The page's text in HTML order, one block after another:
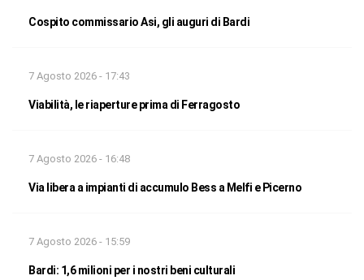
Cospito commissario Asi, gli auguri di Bardi
7 Agosto 2026 - 17:43
Viabilità, le riaperture prima di Ferragosto
7 Agosto 2026 - 16:48
Via libera a impianti di accumulo Bess a Melfi e Picerno
7 Agosto 2026 - 15:59
Bardi: 1,6 milioni per i nostri beni culturali